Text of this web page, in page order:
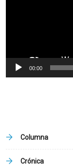
00:00
Columna
Crónica